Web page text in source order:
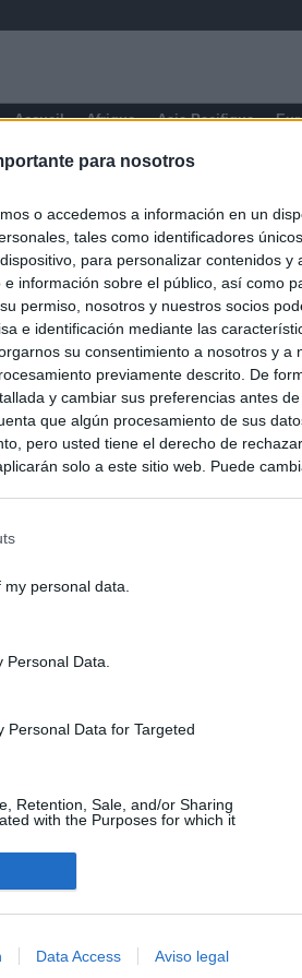
para nosotros
o accedemos a información en un
tales como identificadores
para personalizar contenidos y
información sobre el público, así como
permiso, nosotros y nuestros socios
e identificación mediante las
su consentimiento a nosotros y a
previamente descrito. De
y cambiar sus preferencias antes
que algún procesamiento de sus
pero usted tiene el derecho de
solo a este sitio web. Puede
personal data.
Personal Data.
Personal Data for Targeted
Retention, Sale, and/or Sharing
with the Purposes for which it
Data Access Aviso legal
Accueil Afrique Asie-Pacifique